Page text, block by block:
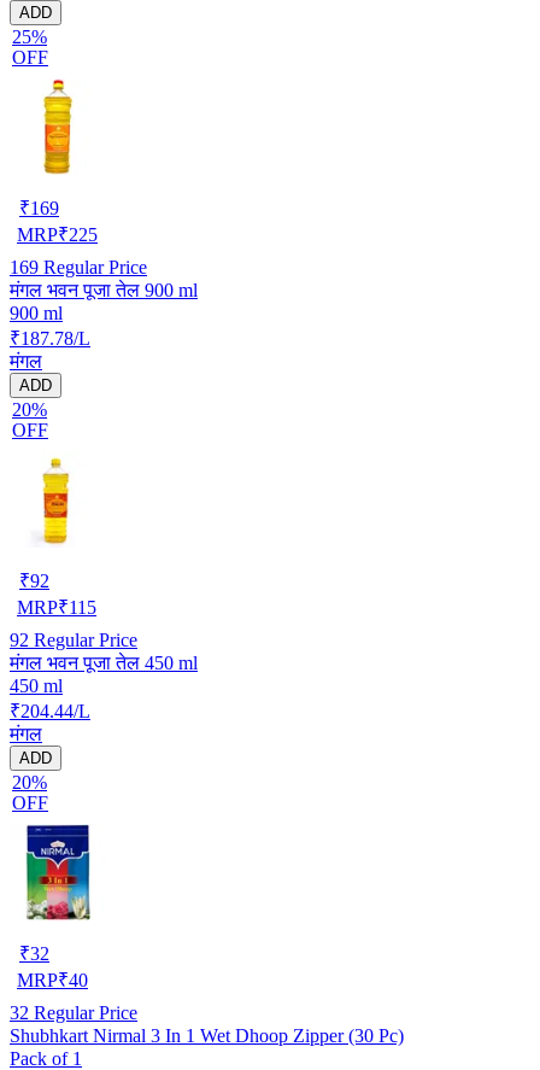
ADD
25%
OFF
₹169
MRP₹225
169 Regular Price
मंगल भवन पूजा तेल 900 ml
900 ml
₹187.78/L
मंगल
ADD
20%
OFF
₹92
MRP₹115
92 Regular Price
मंगल भवन पूजा तेल 450 ml
450 ml
₹204.44/L
मंगल
ADD
20%
OFF
₹32
MRP₹40
32 Regular Price
Shubhkart Nirmal 3 In 1 Wet Dhoop Zipper (30 Pc)
Pack of 1